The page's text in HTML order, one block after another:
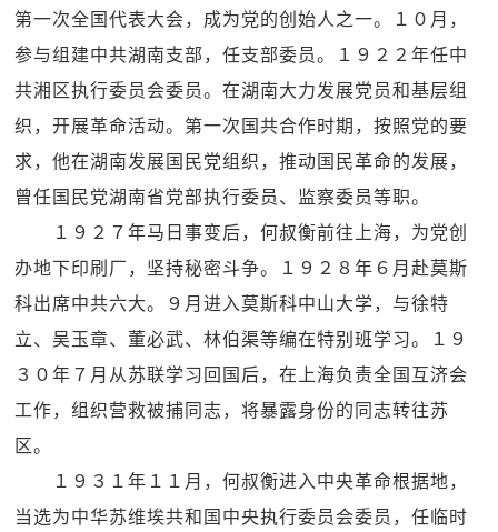
第一次全国代表大会，成为党的创始人之一。１０月，
参与组建中共湖南支部，任支部委员。１９２２年任中
共湘区执行委员会委员。在湖南大力发展党员和基层组
织，开展革命活动。第一次国共合作时期，按照党的要
求，他在湖南发展国民党组织，推动国民革命的发展，
曾任国民党湖南省党部执行委员、监察委员等职。
１９２７年马日事变后，何叔衡前往上海，为党创
办地下印刷厂，坚持秘密斗争。１９２８年６月赴莫斯
科出席中共六大。９月进入莫斯科中山大学，与徐特
立、吴玉章、董必武、林伯渠等编在特别班学习。１９
３０年７月从苏联学习回国后，在上海负责全国互济会
工作，组织营救被捕同志，将暴露身份的同志转往苏
区。
１９３１年１１月，何叔衡进入中央革命根据地，
当选为中华苏维埃共和国中央执行委员会委员，任临时